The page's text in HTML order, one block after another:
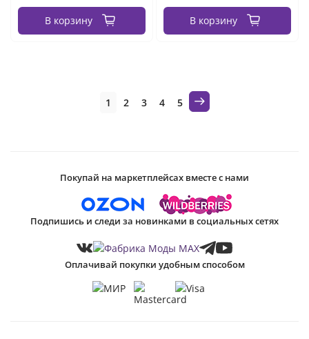
В корзину В корзину
1 2 3 4 5
Покупай на маркетплейсах вместе с нами
Подпишись и следи за новинками в социальных сетях
Оплачивай покупки удобным способом